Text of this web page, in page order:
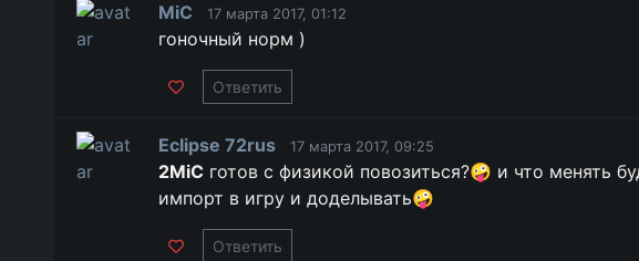
MiC 17 марта 2017, 01:12
гоночный норм )
Ответить
Eclipse 72rus 17 марта 2017, 09:25
2MiCготов с физикой повозиться?🤪 и что менять
импорт в игру и доделывать🤪
Ответить